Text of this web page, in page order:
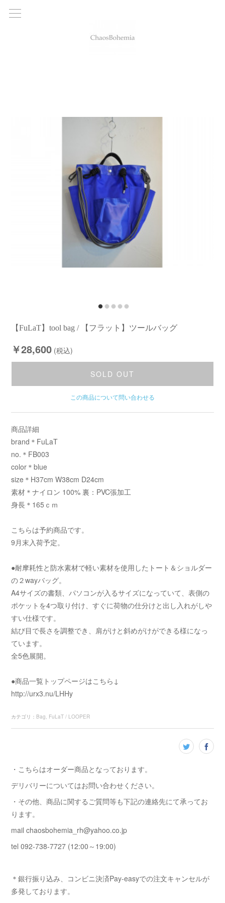
【FuLaT】tool bag / 【フラット】ツールバッグ
￥28,600 (税込)
SOLD OUT
この商品について問い合わせる
商品詳細
brand＊FuLaT
no.＊FB003
color＊blue
size＊H37cm W38cm D24cm
素材＊ナイロン 100% 裏：PVC張加工
身長＊165ｃｍ
こちらは予約商品です。
9月末入荷予定。
●耐摩耗性と防水素材で軽い素材を使用したトート＆ショルダー
の２wayバッグ。
A4サイズの書類、パソコンが入るサイズになっていて、表側の
ポケットを4つ取り付け、すぐに荷物の仕分けと出し入れがしや
すい仕様です。
結び目で長さを調整でき、肩がけと斜めがけができる様になっ
ています。
全5色展開。
●商品一覧トップページはこちら↓
http://urx3.nu/LHHy
カテゴリ ： Bag FuLaT / LOOPER
・こちらはオーダー商品となっております。
デリバリーについてはお問い合わせください。
・その他、商品に関するご質問等も下記の連絡先にて承ってお
ります。
mail chaosbohemia_rh@yahoo.co.jp
tel 092-738-7727 (12:00～19:00)
＊銀行振り込み、コンビニ決済Pay-easyでの注文キャンセルが
多発しております。